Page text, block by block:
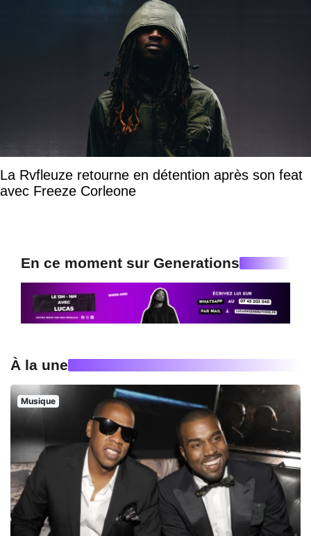
La Rvfleuze retourne en détention après son feat
avec Freeze Corleone
En ce moment sur Generations
À la une
Musique